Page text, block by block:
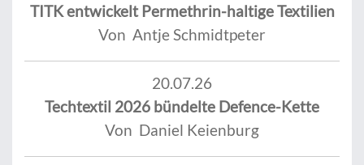
TITK entwickelt Permethrin-haltige Textilien
Von Antje Schmidtpeter
20.07.26
Techtextil 2026 bündelte Defence-Kette
Von Daniel Keienburg